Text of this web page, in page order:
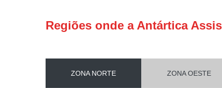
Regiões onde a Antártica
ZONA NORTE ZONA OESTE